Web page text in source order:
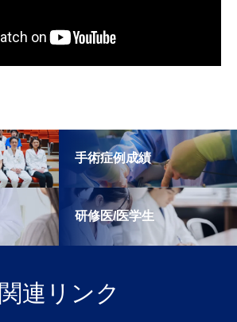
手術症例成績
研修医/医学生
関連リンク